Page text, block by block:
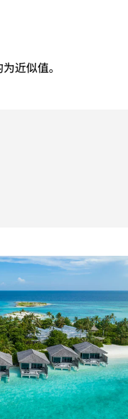
近似值。